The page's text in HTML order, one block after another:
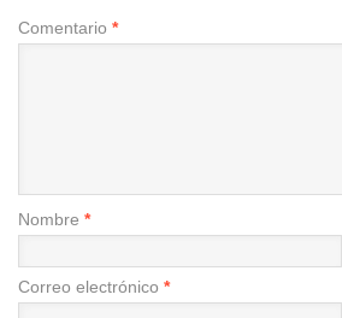
Comentario *
Nombre *
Correo electrónico *